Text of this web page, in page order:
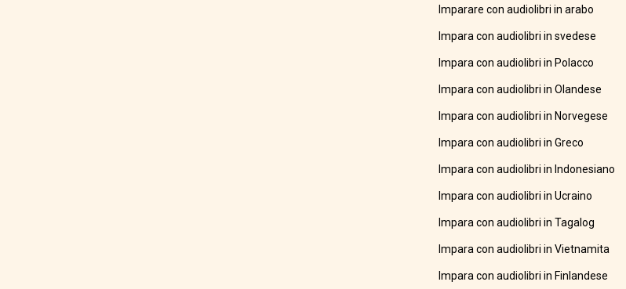
Imparare con audiolibri in arabo
Impara con audiolibri in svedese
Impara con audiolibri in Polacco
Impara con audiolibri in Olandese
Impara con audiolibri in Norvegese
Impara con audiolibri in Greco
Impara con audiolibri in Indonesiano
Impara con audiolibri in Ucraino
Impara con audiolibri in Tagalog
Impara con audiolibri in Vietnamita
Impara con audiolibri in Finlandese